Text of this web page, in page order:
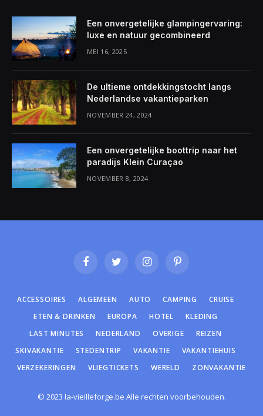
Een onvergetelijke glampingervaring:
luxe en natuur gecombineerd
MEI 16, 2025
De ultieme ontdekkingstocht langs
Nederlandse vakantieparken
NOVEMBER 24, 2024
Een onvergetelijke boottrip naar het
paradijs Klein Curaçao
NOVEMBER 8, 2024
FacebookTwitter InstagramPinterest
ACCESSOIRES ALGEMEEN AUTO CAMPING
CRUISE
ETEN & DRINKEN
EUROPA HOTEL
KLEDING
LAST MINUTES
NEDERLAND OVERIGE
REIZEN
SKIVAKANTIE
STEDENTRIP VAKANTIE
VAKANTIEHUIS
VERZEKERINGEN
VLIEGTICKETS WERELD ZONVAKANTIE
© 2023 la-vieilleforge.be Alle rechten voorbehouden.